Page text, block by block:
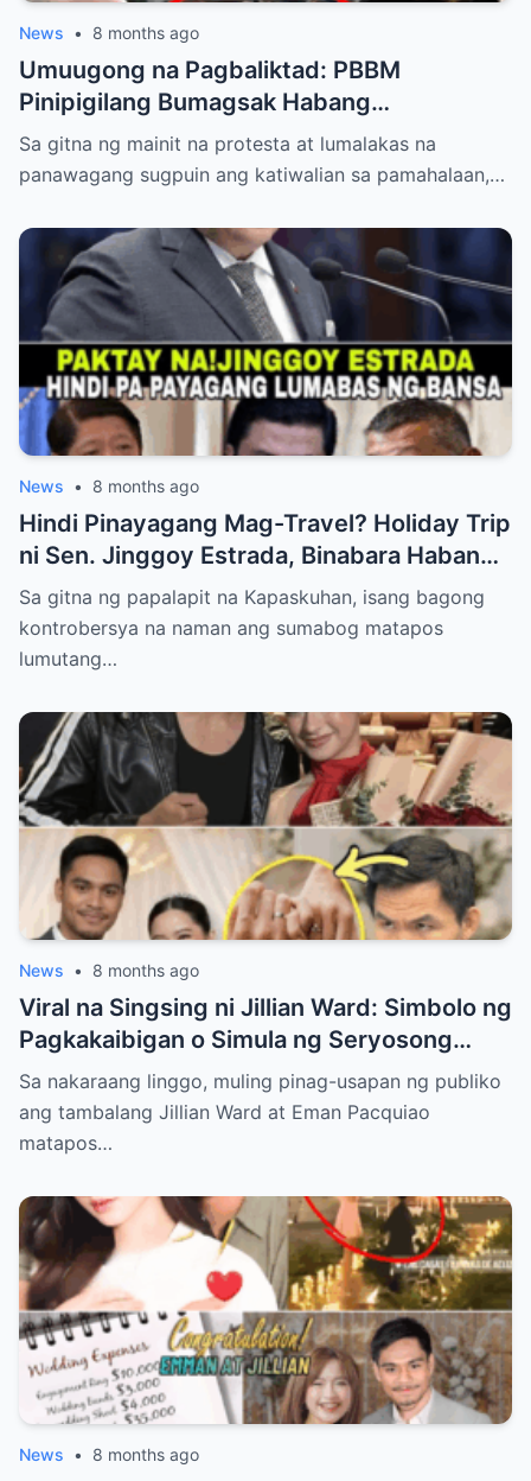
News • 8 months ago
Umuugong na Pagbaliktad: PBBM
Pinipigilang Bumagsak Habang
Mambabatas at Retired Generals
Humaharap at Kumakastigo sa Katiwalian
Sa gitna ng mainit na protesta at lumalakas na
panawagang sugpuin ang katiwalian sa pamahalaan,…
News • 8 months ago
Hindi Pinayagang Mag-Travel? Holiday Trip
ni Sen. Jinggoy Estrada, Binabara Habang
Papalapit ang Posibleng Warrant of Arrest
Sa gitna ng papalapit na Kapaskuhan, isang bagong
kontrobersya na naman ang sumabog matapos
lumutang…
News • 8 months ago
Viral na Singsing ni Jillian Ward: Simbolo ng
Pagkakaibigan o Simula ng Seryosong
Relasyon kay Eman Pacquiao?
Sa nakaraang linggo, muling pinag-usapan ng publiko
ang tambalang Jillian Ward at Eman Pacquiao
matapos…
News • 8 months ago